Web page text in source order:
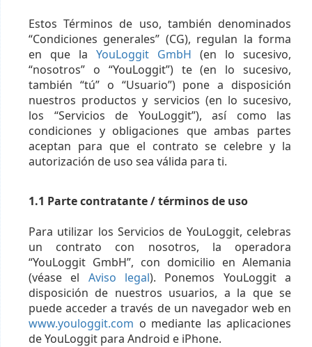
Estos Términos de uso, también denominados
“Condiciones generales” (CG), regulan la forma
en que la YouLoggit GmbH (en lo sucesivo,
“nosotros” o “YouLoggit”) te (en lo sucesivo,
también “tú” o “Usuario”) pone a disposición
nuestros productos y servicios (en lo sucesivo,
los “Servicios de YouLoggit”), así como las
condiciones y obligaciones que ambas partes
aceptan para que el contrato se celebre y la
autorización de uso sea válida para ti.
1.1 Parte contratante / términos de uso
Para utilizar los Servicios de YouLoggit, celebras
un contrato con nosotros, la operadora
“YouLoggit GmbH”, con domicilio en Alemania
(véase el Aviso legal). Ponemos YouLoggit a
disposición de nuestros usuarios, a la que se
puede acceder a través de un navegador web en
www.youloggit.com o mediante las aplicaciones
de YouLoggit para Android e iPhone.